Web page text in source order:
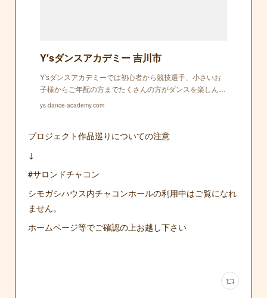
Y′sダンスアカデミー 吉川市
Y′sダンスアカデミーでは初心者から競技選手、小さいお
子様からご年配の方までたくさんの方がダンスを楽しん…
ys-dance-academy.com
プロジェクト作品巡りについての注意
↓
#サロンドチャコン
シモガシハウス内チャコンホールの利用中はご覧になれ
ません。
ホームページ等でご確認の上お越し下さい